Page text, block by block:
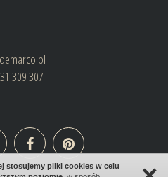
309 307
stosujemy pliki cookies w celu